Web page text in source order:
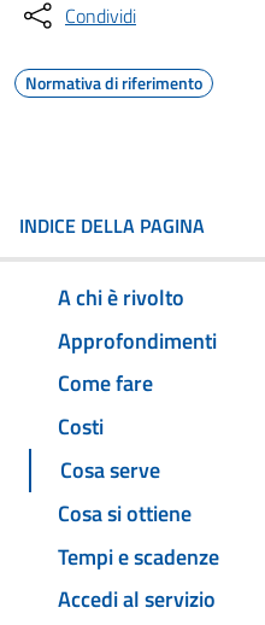
Condividi
Normativa di riferimento
INDICE DELLA PAGINA
A chi è rivolto
Approfondimenti
Come fare
Costi
Cosa serve
Cosa si ottiene
Tempi e scadenze
Accedi al servizio